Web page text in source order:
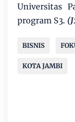
Universitas
program S3.
BISNIS
KOTA JAMBI